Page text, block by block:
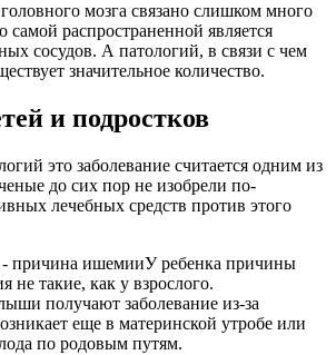
мозга связано слишком много
распространенной является
сосудов. А патологий, в связи с чем
значительное количество.
и подростков
это заболевание считается одним из
до сих пор не изобрели по-
лечебных средств против этого
У ребенка причины
не такие, как у взрослого.
получают заболевание из-за
еще в материнской утробе или
по родовым путям.